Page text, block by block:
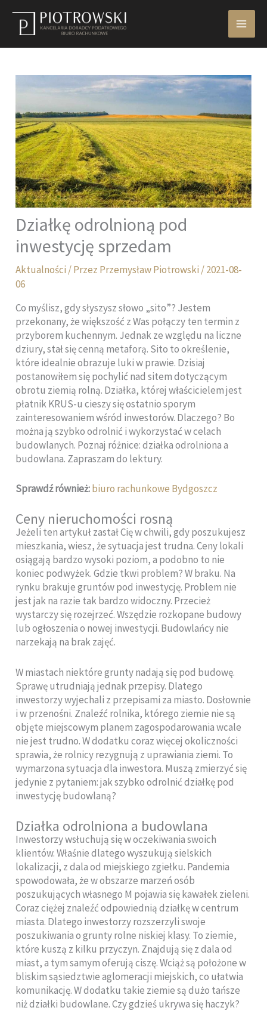
treści
Działkę odrolnioną pod
inwestycję sprzedam
Aktualności / Przez Przemysław Piotrowski /2021-08-
06
Co myślisz, gdy słyszysz słowo „sito”? Jestem
przekonany, że większość z Was połączy ten termin z
przyborem kuchennym. Jednak ze względu na liczne
dziury, stał się cenną metaforą. Sito to określenie,
które idealnie obrazuje luki w prawie. Dzisiaj
postanowiłem się pochylić nad sitem dotyczącym
obrotu ziemią rolną. Działka, której właścicielem jest
płatnik KRUS-u cieszy się ostatnio sporym
zainteresowaniem wśród inwestorów. Dlaczego? Bo
można ją szybko odrolnić i wykorzystać w celach
budowlanych. Poznaj różnice: działka odrolniona a
budowlana. Zapraszam do lektury.
Sprawdź również:biuro rachunkowe Bydgoszcz
Ceny nieruchomości rosną
Jeżeli ten artykuł zastał Cię w chwili, gdy poszukujesz
mieszkania, wiesz, że sytuacja jest trudna. Ceny lokali
osiągają bardzo wysoki poziom, a podobno to nie
koniec podwyżek. Gdzie tkwi problem? W braku. Na
rynku brakuje gruntów pod inwestycję. Problem nie
jest jak na razie tak bardzo widoczny. Przecież
wystarczy się rozejrzeć. Wszędzie rozkopane budowy
lub ogłoszenia o nowej inwestycji. Budowlańcy nie
narzekają na brak zajęć.
W miastach niektóre grunty nadają się pod budowę.
Sprawę utrudniają jednak przepisy. Dlatego
inwestorzy wyjechali z przepisami za miasto. Dosłownie
i w przenośni. Znaleźć rolnika, którego ziemie nie są
objęte miejscowym planem zagospodarowania wcale
nie jest trudno. W dodatku coraz więcej okoliczności
sprawia, że rolnicy rezygnują z uprawiania ziemi. To
wymarzona sytuacja dla inwestora. Muszą zmierzyć się
jedynie z pytaniem: jak szybko odrolnić działkę pod
inwestycję budowlaną?
Działka odrolniona a budowlana
Inwestorzy wsłuchują się w oczekiwania swoich
klientów. Właśnie dlatego wyszukują sielskich
lokalizacji, z dala od miejskiego zgiełku. Pandemia
spowodowała, że w obszarze marzeń osób
poszukujących własnego M pojawia się kawałek zieleni.
Coraz ciężej znaleźć odpowiednią działkę w centrum
miasta. Dlatego inwestorzy rozszerzyli swoje
poszukiwania o grunty rolne niskiej klasy. To ziemie,
które kuszą z kilku przyczyn. Znajdują się z dala od
miast, a tym samym oferują ciszę. Wciąż są położone w
bliskim sąsiedztwie aglomeracji miejskich, co ułatwia
komunikację. W dodatku takie ziemie są dużo tańsze
niż działki budowlane. Czy gdzieś ukrywa się haczyk?